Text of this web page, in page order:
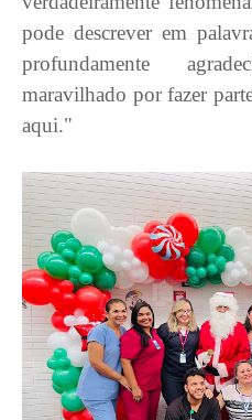
pode descrever em
profundamente
maravilhado por fazer
aqui."